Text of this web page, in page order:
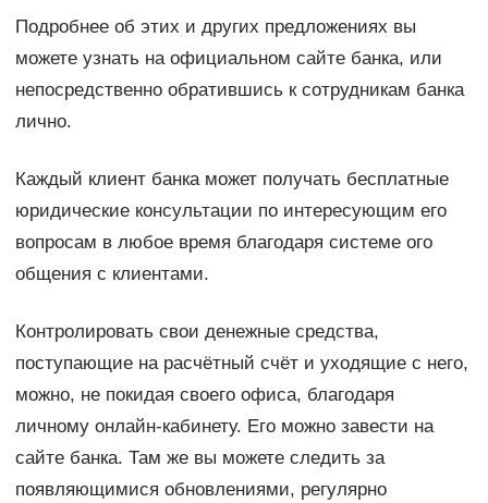
Подробнее об этих и других предложениях вы
можете узнать на официальном сайте банка, или
непосредственно обратившись к сотрудникам банка
лично.
Каждый клиент банка может получать бесплатные
юридические консультации по интересующим его
вопросам в любое время благодаря системе ого
общения с клиентами.
Контролировать свои денежные средства,
поступающие на расчётный счёт и уходящие с него,
можно, не покидая своего офиса, благодаря
личному онлайн-кабинету. Его можно завести на
сайте банка. Там же вы можете следить за
появляющимися обновлениями, регулярно